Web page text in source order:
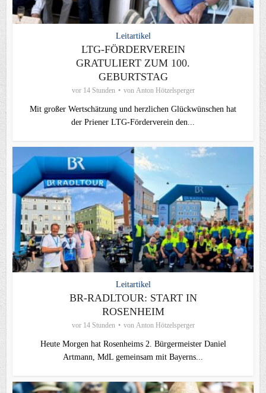
Leitartikel
LTG-FÖRDERVEREIN
GRATULIERT ZUM 100.
GEBURTSTAG
vor 14 Stunden von Anton Hötzelsperger
Mit großer Wertschätzung und herzlichen Glückwünschen hat
der Priener LTG‑Förderverein den...
Leitartikel
BR-RADLTOUR: START IN
ROSENHEIM
vor 14 Stunden von Anton Hötzelsperger
Heute Morgen hat Rosenheims 2. Bürgermeister Daniel
Artmann, MdL gemeinsam mit Bayerns...